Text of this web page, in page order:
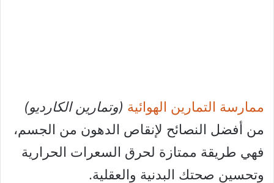
ممارسة التمارين الهوائية (وتمارين الكارديو)
من أفضل النصائح لإنقاص الدهون من الجسم،
فهي طريقة ممتازة لحرق السعرات الحرارية
وتحسين صحتك البدنية والعقلية.